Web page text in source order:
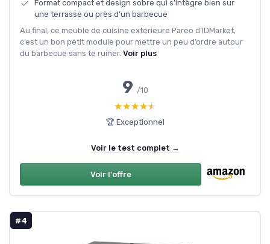
Format compact et design sobre qui s’intègre bien sur
une terrasse ou près d’un barbecue
Au final, ce meuble de cuisine extérieure Pareo d’IDMarket,
c’est un bon petit module pour mettre un peu d’ordre autour
du barbecue sans te ruiner. Voir plus
9 /10
★★★★★
★★★★★
🏆 Exceptionnel
Voir le test complet →
Voir l'offre
#4